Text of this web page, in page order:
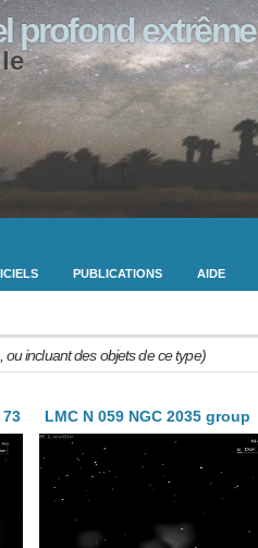
profond extrême
PUBLICATIONS AIDE
ou incluant des objets de ce type)
73 LMC N 059 NGC 2035 group